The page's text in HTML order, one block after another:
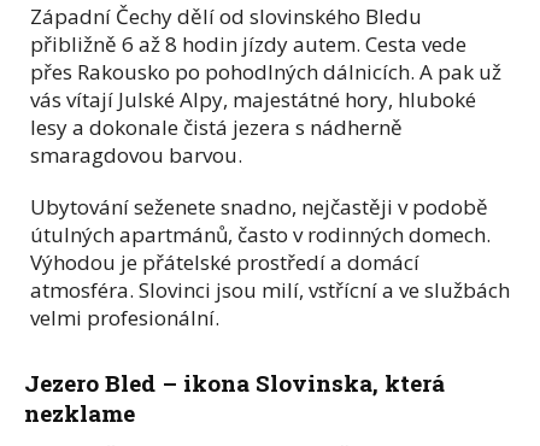
Západní Čechy dělí od slovinského Bledu
přibližně 6 až 8 hodin jízdy autem. Cesta vede
přes Rakousko po pohodlných dálnicích. A pak už
vás vítají Julské Alpy, majestátné hory, hluboké
lesy a dokonale čistá jezera s nádherně
smaragdovou barvou.
Ubytování seženete snadno, nejčastěji v podobě
útulných apartmánů, často v rodinných domech.
Výhodou je přátelské prostředí a domácí
atmosféra. Slovinci jsou milí, vstřícní a ve službách
velmi profesionální.
Jezero Bled – ikona Slovinska, která
nezklame